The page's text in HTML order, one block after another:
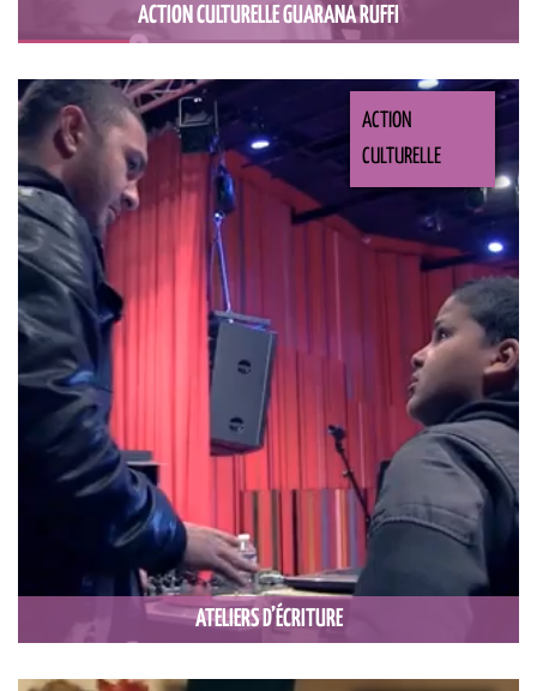
ACTION CULTURELLE GUARANA RUFFI
ATELIERS D’ÉCRITURE
ACTION
CULTURELLE